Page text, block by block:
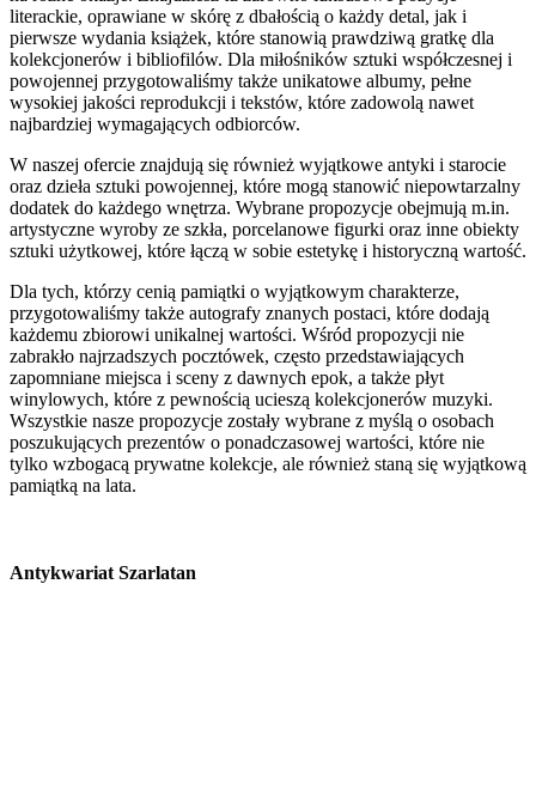
literackie, oprawiane w skórę z dbałością o każdy detal, jak i
pierwsze wydania książek, które stanowią prawdziwą gratkę dla
kolekcjonerów i bibliofilów. Dla miłośników sztuki współczesnej i
powojennej przygotowaliśmy także unikatowe albumy, pełne
wysokiej jakości reprodukcji i tekstów, które zadowolą nawet
najbardziej wymagających odbiorców.
W naszej ofercie znajdują się również wyjątkowe antyki i starocie
oraz dzieła sztuki powojennej, które mogą stanowić niepowtarzalny
dodatek do każdego wnętrza. Wybrane propozycje obejmują m.in.
artystyczne wyroby ze szkła, porcelanowe figurki oraz inne obiekty
sztuki użytkowej, które łączą w sobie estetykę i historyczną wartość.
Dla tych, którzy cenią pamiątki o wyjątkowym charakterze,
przygotowaliśmy także autografy znanych postaci, które dodają
każdemu zbiorowi unikalnej wartości. Wśród propozycji nie
zabrakło najrzadszych pocztówek, często przedstawiających
zapomniane miejsca i sceny z dawnych epok, a także płyt
winylowych, które z pewnością ucieszą kolekcjonerów muzyki.
Wszystkie nasze propozycje zostały wybrane z myślą o osobach
poszukujących prezentów o ponadczasowej wartości, które nie
tylko wzbogacą prywatne kolekcje, ale również staną się wyjątkową
pamiątką na lata.
Antykwariat Szarlatan